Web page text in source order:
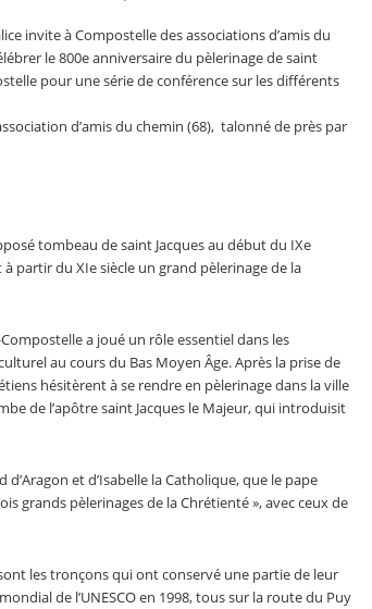
invite à Compostelle des associations d’amis du
le 800e anniversaire du pèlerinage de saint
pour une série de conférence sur les différents
d’amis du chemin (68), talonné de près par
tombeau de saint Jacques au début du IXe
partir du XIe siècle un grand pèlerinage de la
a joué un rôle essentiel dans les
au cours du Bas Moyen Âge. Après la prise de
hésitèrent à se rendre en pèlerinage dans la ville
de l’apôtre saint Jacques le Majeur, qui introduisit
et d’Isabelle la Catholique, que le pape
grands pèlerinages de la Chrétienté », avec ceux de
les tronçons qui ont conservé une partie de leur
de l’UNESCO en 1998, tous sur la route du Puy